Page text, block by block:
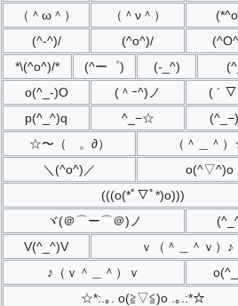
（＾ω＾）
（＾ν＾）
(^-^)/
(^o^)/
*\(^o^)/*
(^ー゜) (-_^)
o(^_-)O
(＾ｰ^)ノ
( ´ ▽
p(^_^)q
^_−☆
☆〜（ゝ。∂）
（＾＿＾
＼(^o^)／
o(^▽^)o
(((o(*ﾟ▽ﾟ*)o)))
ヾ(＠⌒ー⌒＠)ノ
V(^_^)V
ｖ（＾＿＾ｖ）♪
♪（ｖ＾＿＾）ｖ
☆*:.｡. o(≧▽≦)o .｡.:*☆